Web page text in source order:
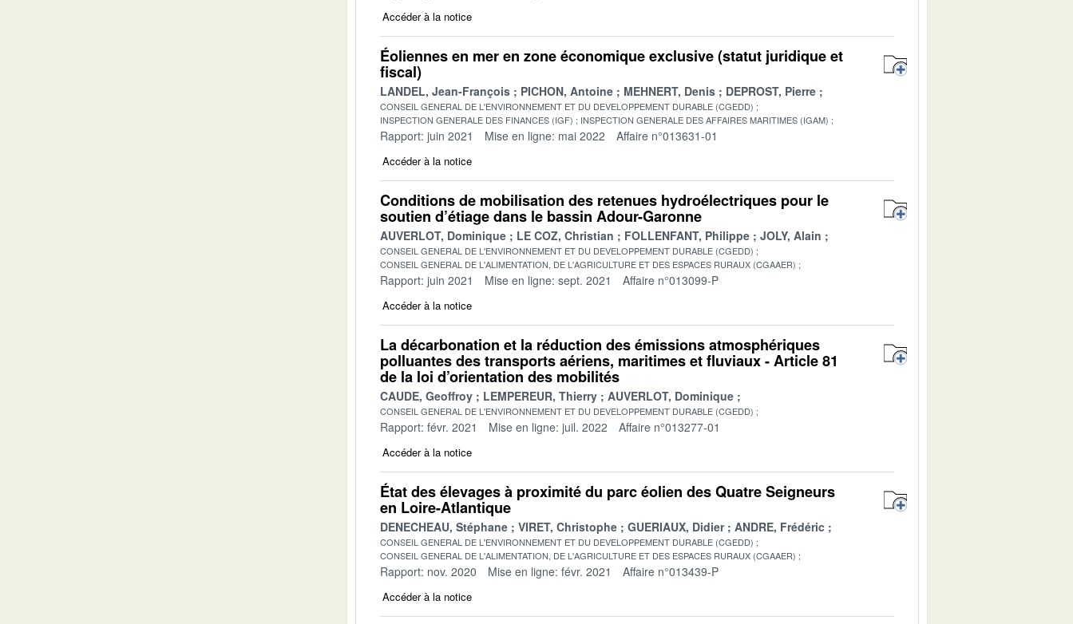
Accéder à la notice
Éoliennes en mer en zone économique exclusive (statut juridique et
fiscal)
LANDEL, Jean-François PICHON, Antoine MEHNERT, Denis DEPROST, Pierre
CONSEIL GENERAL DE L'ENVIRONNEMENT ET DU DEVELOPPEMENT DURABLE (CGEDD)
INSPECTION GENERALE DES FINANCES (IGF)
INSPECTION GENERALE DES AFFAIRES MARITIMES (IGAM)
Rapport: juin 2021 Mise en ligne: mai 2022 Affaire n°013631-01
Accéder à la notice
Conditions de mobilisation des retenues hydroélectriques pour le
soutien d’étiage dans le bassin Adour-Garonne
AUVERLOT, Dominique LE COZ, Christian FOLLENFANT, Philippe JOLY, Alain
CONSEIL GENERAL DE L'ENVIRONNEMENT ET DU DEVELOPPEMENT DURABLE (CGEDD)
CONSEIL GENERAL DE L'ALIMENTATION, DE L'AGRICULTURE ET DES ESPACES RURAUX (CGAAER)
Rapport: juin 2021 Mise en ligne: sept. 2021 Affaire n°013099-P
Accéder à la notice
La décarbonation et la réduction des émissions atmosphériques
polluantes des transports aériens, maritimes et fluviaux - Article 81
de la loi d’orientation des mobilités
CAUDE, Geoffroy LEMPEREUR, Thierry AUVERLOT, Dominique
CONSEIL GENERAL DE L'ENVIRONNEMENT ET DU DEVELOPPEMENT DURABLE (CGEDD)
Rapport: févr. 2021 Mise en ligne: juil. 2022 Affaire n°013277-01
Accéder à la notice
État des élevages à proximité du parc éolien des Quatre Seigneurs
en Loire-Atlantique
DENECHEAU, Stéphane VIRET, Christophe GUERIAUX, Didier ANDRE, Frédéric
CONSEIL GENERAL DE L'ENVIRONNEMENT ET DU DEVELOPPEMENT DURABLE (CGEDD)
CONSEIL GENERAL DE L'ALIMENTATION, DE L'AGRICULTURE ET DES ESPACES RURAUX (CGAAER)
Rapport: nov. 2020 Mise en ligne: févr. 2021 Affaire n°013439-P
Accéder à la notice